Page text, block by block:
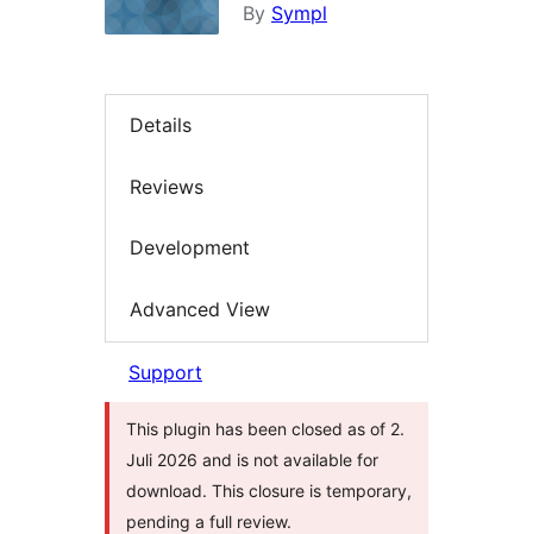
By Sympl
Details
Reviews
Development
Advanced View
Support
This plugin has been closed as of 2.
Juli 2026 and is not available for
download. This closure is temporary,
pending a full review.